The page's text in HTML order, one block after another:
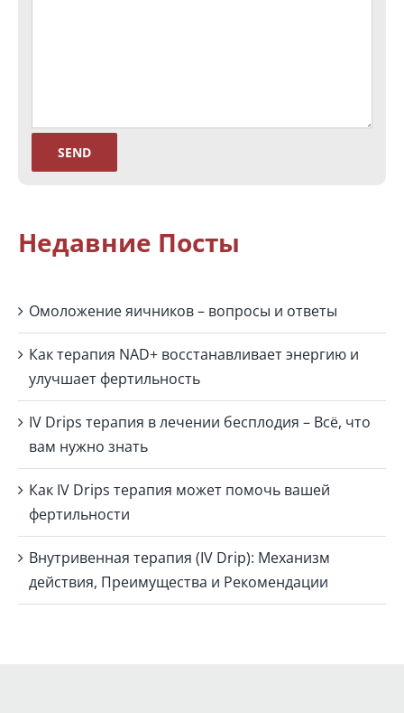
Недавние Посты
Омоложение яичников – вопросы и ответы
Как терапия NAD+ восстанавливает энергию и
улучшает фертильность
IV Drips терапия в лечении бесплодия – Всё, что
вам нужно знать
Как IV Drips терапия может помочь вашей
фертильности
Внутривенная терапия (IV Drip): Механизм
действия, Преимущества и Рекомендации